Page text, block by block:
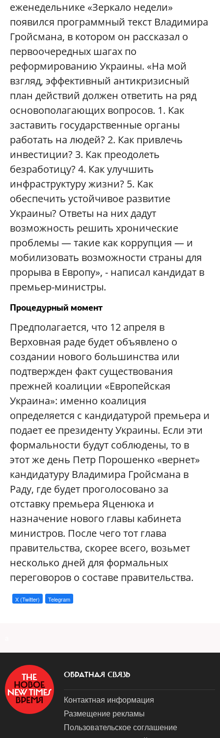
еженедельнике «Зеркало недели»
появился программный текст Владимира
Гройсмана, в котором он рассказал о
первоочередных шагах по
реформированию Украины. «На мой
взгляд, эффективный антикризисный
план действий должен ответить на ряд
основополагающих вопросов. 1. Как
заставить государственные органы
работать на людей? 2. Как привлечь
инвестиции? 3. Как преодолеть
безработицу? 4. Как улучшить
инфраструктуру жизни? 5. Как
обеспечить устойчивое развитие
Украины? Ответы на них дадут
возможность решить хронические
проблемы — такие как коррупция — и
мобилизовать возможности страны для
прорыва в Европу», - написал кандидат в
премьер-министры.
Процедурный момент
Предполагается, что 12 апреля в
Верховная раде будет объявлено о
создании нового большинства или
подтвержден факт существования
прежней коалиции «Европейская
Украина»: именно коалиция
определяется с кандидатурой премьера и
подает ее президенту Украины. Если эти
формальности будут соблюдены, то в
этот же день Петр Порошенко «вернет»
кандидатуру Владимира Гройсмана в
Раду, где будет проголосовано за
отставку премьера Яценюка и
назначение нового главы кабинета
министров. После чего тот глава
правительства, скорее всего, возьмет
несколько дней для формальных
переговоров о составе правительства.
X (Twitter) Telegram
ОБРАТНАЯ СВЯЗЬ
Контактная информация
Размещение рекламы
Пользовательское соглашение